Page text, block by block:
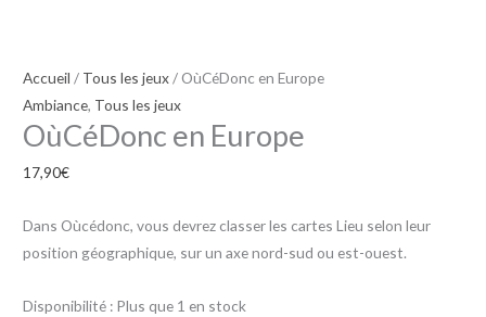
Accueil / Tous les jeux/ OùCéDonc en Europe
Ambiance, Tous les jeux
OùCéDonc en Europe
17,90€
Dans Oùcédonc, vous devrez classer les cartes Lieu selon leur
position géographique, sur un axe nord-sud ou est-ouest.
Disponibilité : Plus que 1 en stock